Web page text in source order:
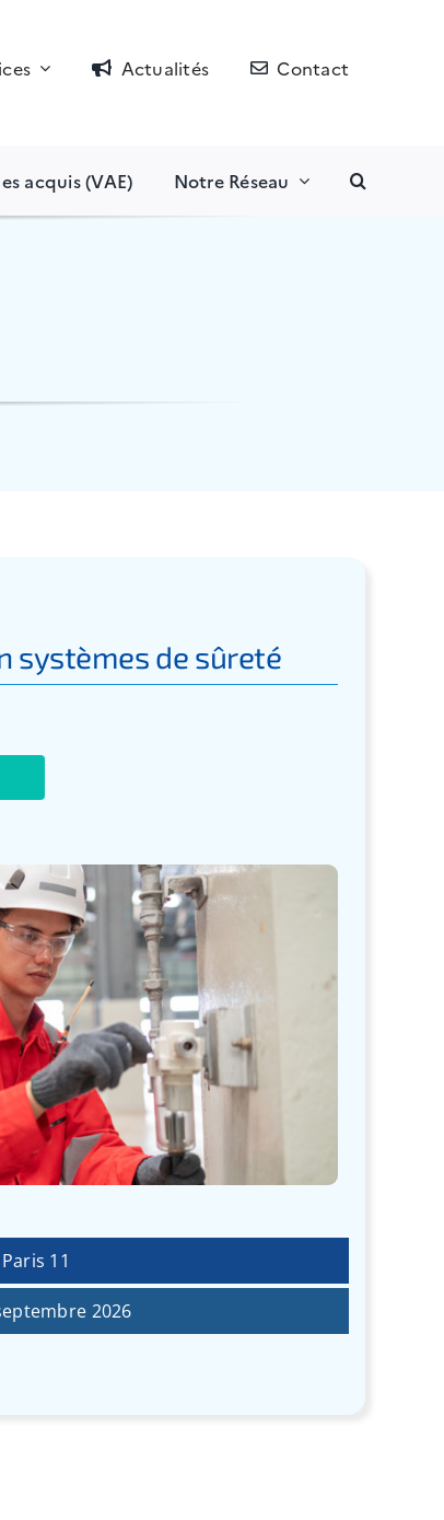
Actualités Contact
acquis (VAE) Notre Réseau
systèmes de sûreté
11
2026